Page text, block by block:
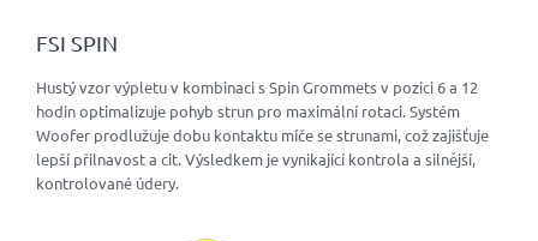
FSI SPIN
Hustý vzor výpletu v kombinaci s Spin Grommets v pozici 6 a 12
hodin optimalizuje pohyb strun pro maximální rotaci. Systém
Woofer prodlužuje dobu kontaktu míče se strunami, což zajišťuje
lepší přilnavost a cit. Výsledkem je vynikající kontrola a silnější,
kontrolované údery.